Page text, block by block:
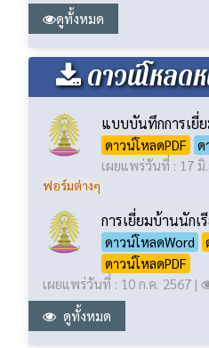
ดูทั้งหมด
ดาวน์โหลด
แบบบันทึกการเยี่
ดาวน์โหลดPDF
ด
เผยแพร่วันที่ : 17 มิ
ฟอร์มต่างๆ
การเยี่ยมบ้านนักเ
ดาวน์โหลดWord
ดาวน์โหลดPDF
เผยแพร่วันที่ : 10 ก.ค. 2567 |
ดูทั้งหมด